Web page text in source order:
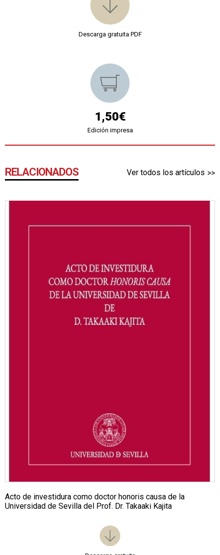
Descarga gratuita PDF
1,50€
Edición impresa
RELACIONADOS Ver todos los artículos
Acto de investidura como doctor honoris causa de la
Universidad de Sevilla del Prof. Dr. Takaaki Kajita